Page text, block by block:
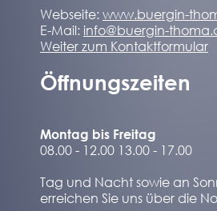
Webseite: www.buergin-
E-Mail: info@buergin-
Weiter zum Kontaktformular
Öffnungszeiten
Montag bis Freitag
08.00 - 12.00 13.00 - 17.00
Tag und Nacht sowie an
erreichen Sie uns über die